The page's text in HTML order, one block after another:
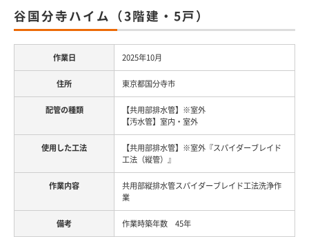
谷国分寺ハイム（3階建・5戸）
2025年10月
東京都国分寺市
【共用部排水管】※室外
【汚水管】室内・室外
【共用部排水管】※室外『スパイダーブレイド
工法（縦管）』
共用部縦排水管スパイダーブレイド工法洗浄作
業
作業時築年数 45年